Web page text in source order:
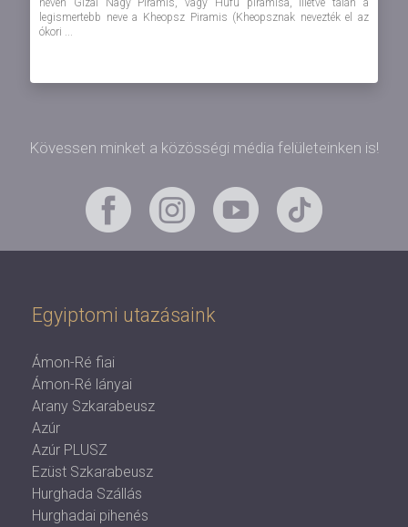
legismertebb neve a Kheopsz Piramis (Kheopsznak nevezték el az
ókori ...
Kövessen minket a közösségi média felületeinken is!
Egyiptomi utazásaink
Ámon-Ré fiai
Ámon-Ré lányai
Arany Szkarabeusz
Azúr
Azúr PLUSZ
Ezüst Szkarabeusz
Hurghada Szállás
Hurghadai pihenés